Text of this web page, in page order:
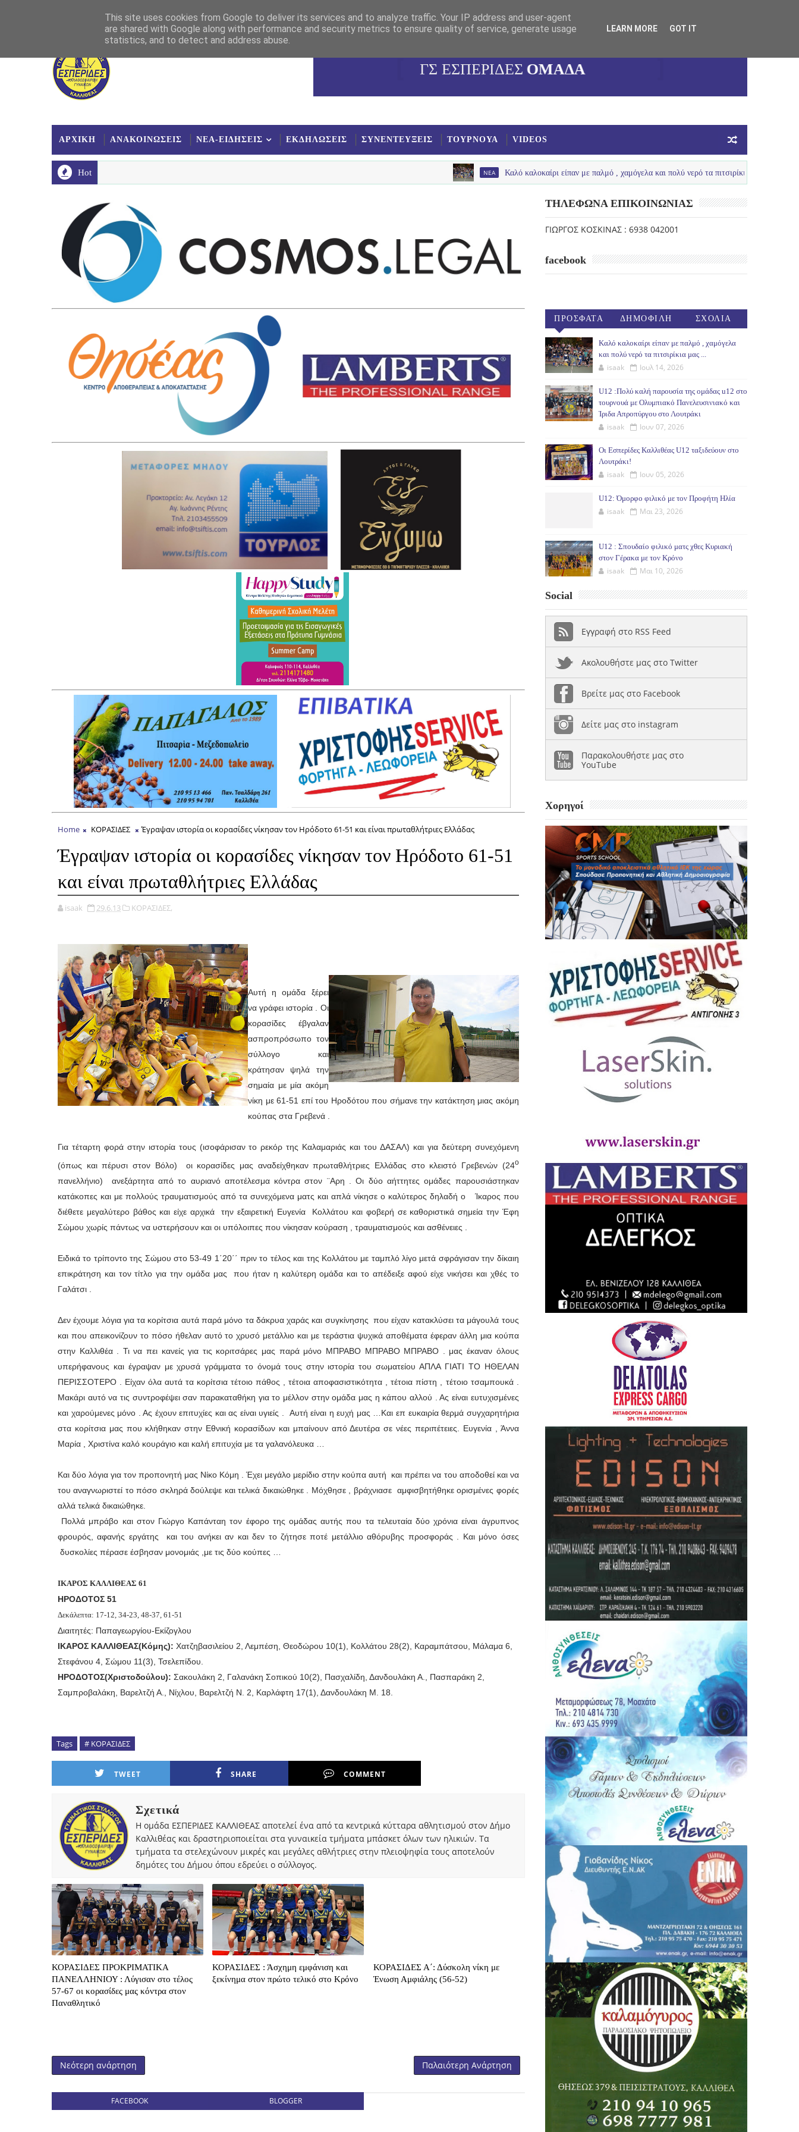
ΓΣ ΕΣΠΕΡΙΔΕΣ
ΚΑΛΛΙΘΕΑΣ
ΟΜΑΔΑ
ΜΠΑΣΚΕΤ
ΑΡΧΙΚΗ ΑΝΑΚΟΙΝΩΣΕΙΣ ΝΕΑ-ΕΙΔΗΣΕΙΣ ΕΚΔΗΛΩΣΕΙΣ ΣΥΝΕΝΤΕΥΞΕΙΣ ΤΟΥΡΝΟΥΑ VIDEOS
Hot NEA Καλό καλοκαίρι είπαν με παλμό , χαμόγελα και πολύ νερό τα πιτσιρίκια μας ...
Home ΚΟΡΑΣΙΔΕΣ Έγραψαν ιστορία οι κορασίδες νίκησαν τον Ηρόδοτο 61-51 και είναι πρωταθλήτριες Ελλάδας
Έγραψαν ιστορία οι κορασίδες νίκησαν τον Ηρόδοτο 61-51
και είναι πρωταθλήτριες Ελλάδας
isaak 29.6.13 ΚΟΡΑΣΙΔΕΣ,
Αυτή η ομάδα ξέρει
να γράφει ιστορία . Οι
κορασίδες έβγαλαν
ασπροπρόσωπο τον
σύλλογο και
κράτησαν ψηλά την
σημαία με μία ακόμη
νίκη με 61-51 επί του Ηροδότου που σήμανε την κατάκτηση μιας ακόμη
κούπας στα Γρεβενά .
Για τέταρτη φορά στην ιστορία τους (ισοφάρισαν το ρεκόρ της Καλαμαριάς και του ΔΑΣΑΛ) και για δεύτερη συνεχόμενη
(όπως και πέρυσι στον Βόλο) οι κορασίδες μας αναδείχθηκαν πρωταθλήτριες Ελλάδας στο κλειστό Γρεβενών (24ο
πανελλήνιο) ανεξάρτητα από το αυριανό αποτέλεσμα κόντρα στον ¨Αρη . Οι δύο αήττητες ομάδες παρουσιάστηκαν
κατάκοπες και με πολλούς τραυματισμούς από τα συνεχόμενα ματς και απλά νίκησε ο καλύτερος δηλαδή ο Ίκαρος που
διέθετε μεγαλύτερο βάθος και είχε αρχικά την εξαιρετική Ευγενία Κολλάτου και φοβερή σε καθοριστικά σημεία την Έφη
Σώμου χωρίς πάντως να υστερήσουν και οι υπόλοιπες που νίκησαν κούραση , τραυματισμούς και ασθένειες .
Ειδικά το τρίποντο της Σώμου στο 53-49 1΄20΄΄ πριν το τέλος και της Κολλάτου με ταμπλό λίγο μετά σφράγισαν την δίκαιη
επικράτηση και τον τίτλο για την ομάδα μας που ήταν η καλύτερη ομάδα και το απέδειξε αφού είχε νικήσει και χθές το
Γαλάτσι .
Δεν έχουμε λόγια για τα κορίτσια αυτά παρά μόνο τα δάκρυα χαράς και συγκίνησης που είχαν κατακλύσει τα μάγουλά τους
και που απεικονίζουν το πόσο ήθελαν αυτό το χρυσό μετάλλιο και με τεράστια ψυχικά αποθέματα έφεραν άλλη μια κούπα
στην Καλλιθέα . Τι να πει κανείς για τις κοριτσάρες μας παρά μόνο ΜΠΡΑΒΟ ΜΠΡΑΒΟ ΜΠΡΑΒΟ . μας έκαναν όλους
υπερήφανους και έγραψαν με χρυσά γράμματα το όνομά τους στην ιστορία του σωματείου ΑΠΛΑ ΓΙΑΤΙ ΤΟ ΗΘΕΛΑΝ
ΠΕΡΙΣΣΟΤΕΡΟ . Είχαν όλα αυτά τα κορίτσια τέτοιο πάθος , τέτοια αποφασιστικότητα , τέτοια πίστη , τέτοιο τσαμπουκά .
Μακάρι αυτό να τις συντροφέψει σαν παρακαταθήκη για το μέλλον στην ομάδα μας η κάπου αλλού . Ας είναι ευτυχισμένες
και χαρούμενες μόνο . Ας έχουν επιτυχίες και ας είναι υγιείς . Αυτή είναι η ευχή μας …Και επ ευκαιρία θερμά συγχαρητήρια
στα κορίτσια μας που κλήθηκαν στην Εθνική κορασίδων και μπαίνουν από Δευτέρα σε νέες περιπέτειες. Ευγενία , Άννα
Μαρία , Χριστίνα καλό κουράγιο και καλή επιτυχία με τα γαλανόλευκα …
Και δύο λόγια για τον προπονητή μας Νίκο Κόμη . Έχει μεγάλο μερίδιο στην κούπα αυτή και πρέπει να του αποδοθεί και να
του αναγνωριστεί το πόσο σκληρά δούλεψε και τελικά δικαιώθηκε . Μόχθησε , βράχνιασε αμφισβητήθηκε ορισμένες φορές
αλλά τελικά δικαιώθηκε.
Πολλά μπράβο και στον Γιώργο Καπάνταη τον έφορο της ομάδας αυτής που τα τελευταία δύο χρόνια είναι άγρυπνος
φρουρός, αφανής εργάτης και του ανήκει αν και δεν το ζήτησε ποτέ μετάλλιο αθόρυβης προσφοράς . Και μόνο όσες
δυσκολίες πέρασε έσβησαν μονομιάς ,με τις δύο κούπες …
ΙΚΑΡΟΣ ΚΑΛΛΙΘΕΑΣ 61
ΗΡΟΔΟΤΟΣ 51
Δεκάλεπτα: 17-12, 34-23, 48-37, 61-51
Διαιτητές: Παπαγεωργίου-Εκίζογλου
ΙΚΑΡΟΣ ΚΑΛΛΙΘΕΑΣ(Κόμης): Χατζηβασιλείου 2, Λεμπέση, Θεοδώρου 10(1), Κολλάτου 28(2), Καραμπάτσου, Μάλαμα 6,
Στεφάνου 4, Σώμου 11(3), Τσελεπίδου.
ΗΡΟΔΟΤΟΣ(Χριστοδούλου): Σακουλάκη 2, Γαλανάκη Σοπικού 10(2), Πασχαλίδη, Δανδουλάκη Α., Πασπαράκη 2,
Σαμπροβαλάκη, Βαρελτζή Α., Νίχλου, Βαρελτζή Ν. 2, Καρλάφτη 17(1), Δανδουλάκη Μ. 18.
Tags # ΚΟΡΑΣΙΔΕΣ
TWEET SHARE COMMENT
Σχετικά
Η ομάδα ΕΣΠΕΡΙΔΕΣ ΚΑΛΛΙΘΕΑΣ αποτελεί ένα από τα κεντρικά κύτταρα αθλητισμού στον Δήμο
Καλλιθέας και δραστηριοποιείται στα γυναικεία τμήματα μπάσκετ όλων των ηλικιών. Τα
τμήματα τα στελεχώνουν μικρές και μεγάλες αθλήτριες στην πλειοψηφία τους αποτελούν
δημότες του Δήμου όπου εδρεύει ο σύλλογος.
ΚΟΡΑΣΙΔΕΣ ΠΡΟΚΡΙΜΑΤΙΚΑ
ΠΑΝΕΛΛΗΝΙΟΥ : Λύγισαν στο τέλος
57-67 οι κορασίδες μας κόντρα στον
Παναθλητικό
ΚΟΡΑΣΙΔΕΣ : Άσχημη εμφάνιση και
ξεκίνημα στον πρώτο τελικό στο Κρόνο
ΚΟΡΑΣΙΔΕΣ Α΄: Δύσκολη νίκη με
Ένωση Αμφιάλης (56-52)
Νεότερη ανάρτηση Παλαιότερη Ανάρτηση
FACEBOOK BLOGGER
ΤΗΛΕΦΩΝΑ ΕΠΙΚΟΙΝΩΝΙΑΣ
ΓΙΩΡΓΟΣ ΚΟΣΚΙΝΑΣ : 6938 042001
facebook
ΠΡΟΣΦΑΤΑ ΔΗΜΟΦΙΛΗ ΣΧΟΛΙΑ
Καλό καλοκαίρι είπαν με παλμό , χαμόγελα
και πολύ νερό τα πιτσιρίκια μας ...
isaak Ιουλ 14, 2026
U12 :Πολύ καλή παρουσία της ομάδας u12 στο
τουρνουά με Ολυμπιακό Πανελευσινιακό και
Ίριδα Απροπύργου στο Λουτράκι
isaak Ιουν 07, 2026
Οι Εσπερίδες Καλλιθέας U12 ταξιδεύουν στο
Λουτράκι!
isaak Ιουν 05, 2026
U12: Όμορφο φιλικό με τον Προφήτη Ηλία
isaak Μαι 23, 2026
U12 : Σπουδαίο φιλικό ματς χθες Κυριακή
στον Γέρακα με τον Κρόνο
isaak Μαι 10, 2026
Social
Εγγραφή στο RSS Feed
Ακολουθήστε μας στο Twitter
Βρείτε μας στο Facebook
Δείτε μας στο instagram
Παρακολουθήστε μας στο
YouTube
Χορηγοί
This site uses cookies from Google to deliver its services and to analyze traffic. Your IP address and user-agent
are shared with Google along with performance and security metrics to ensure quality of service, generate usage
statistics, and to detect and address abuse.
LEARN MORE GOT IT